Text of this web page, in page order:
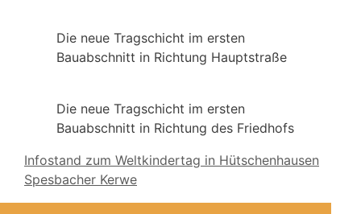
Die neue Tragschicht im ersten
Bauabschnitt in Richtung Hauptstraße
Die neue Tragschicht im ersten
Bauabschnitt in Richtung des Friedhofs
Infostand zum Weltkindertag in Hütschenhausen
Spesbacher Kerwe